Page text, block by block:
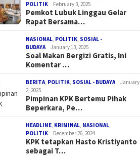
POLITIK
February 3, 2025
Pemkot Lubuk Linggau Gelar
Rapat Bersama…
NASIONAL, POLITIK, SOSIAL -
BUDAYA
January 13, 2025
Soal Makan Bergizi Gratis, Ini
Komentar …
BERITA, POLITIK, SOSIAL - BUDAYA
January
2, 2025
Pimpinan KPK Bertemu Pihak
Beperkara, Pe…
HEADLINE, KRIMINAL, NASIONAL,
POLITIK
December 26, 2024
KPK tetapkan Hasto Kristiyanto
sebagai T…